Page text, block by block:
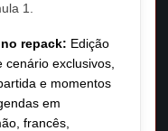
1.
repack: Edição
exclusivos,
e momentos
em
francês,